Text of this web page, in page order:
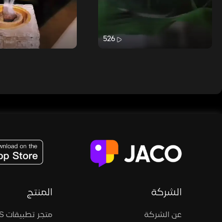
526
الشركة
عن الشركة
المنتج
متجر تطبيقات iOS